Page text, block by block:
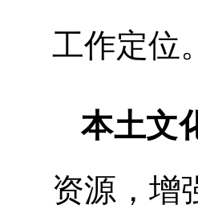
工作定位。
本土文
资源，增